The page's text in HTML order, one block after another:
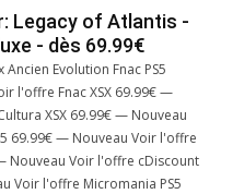
Legacy of Atlantis -
- dès 69.99€
Ancien Evolution Fnac PS5
l'offre Fnac XSX 69.99€ —
XSX 69.99€ — Nouveau
69.99€ — Nouveau Voir l'offre
Nouveau Voir l'offre cDiscount
Voir l'offre Micromania PS5